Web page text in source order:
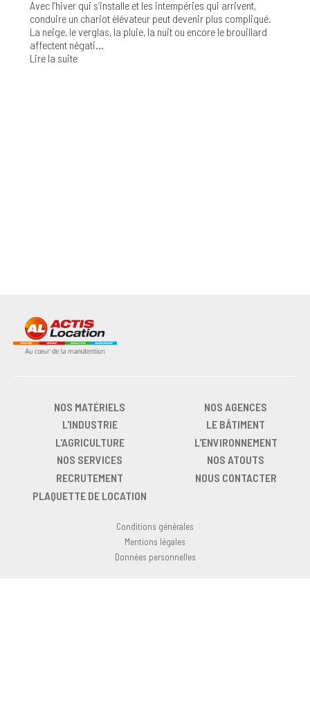
Avec l’hiver qui s’installe et les intempéries qui arrivent,
conduire un chariot élévateur peut devenir plus compliqué.
La neige, le verglas, la pluie, la nuit ou encore le brouillard
affectent négati...
Lire la suite
NOS MATÉRIELS
NOS AGENCES
L'INDUSTRIE
LE BÂTIMENT
L'AGRICULTURE
L'ENVIRONNEMENT
NOS SERVICES
NOS ATOUTS
RECRUTEMENT
NOUS CONTACTER
PLAQUETTE DE LOCATION
Conditions générales
Mentions légales
Données personnelles